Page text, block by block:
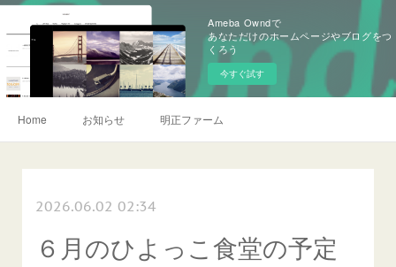
Ameba Owndで
あなただけのホームページやブログをつ
くろう
今すぐ試す
Home お知らせ 明正ファーム
2026.06.02 02:34
６月のひよっこ食堂の予定